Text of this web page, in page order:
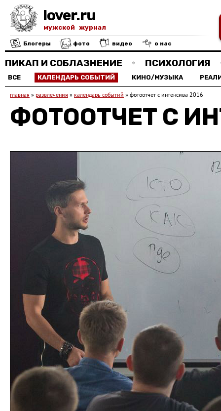
lover.ru
мужской журнал
Блогеры фото видео о нас
ПИКАП И СОБЛАЗНЕНИЕ ПСИХОЛОГИЯ
ВСЕ КАЛЕНДАРЬ СОБЫТИЙ КИНО/МУЗЫКА
главная » развлечения » календарь событий » фотоотчет с интенсива 2016
ФОТООТЧЕТ С